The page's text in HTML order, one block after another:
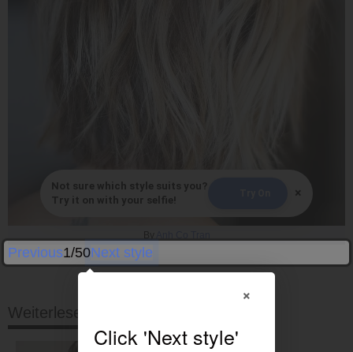
Not sure which style suits you?
Try it on with your selfie!
×
Previous1/50Next style
Weiterlesen
×